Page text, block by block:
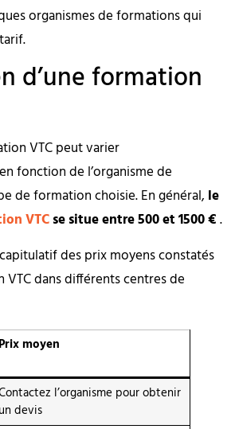
organismes de formations qui
d’une formation
VTC peut varier
fonction de l’organisme de
de formation choisie. En général, le
VTCse situe entre 500 et 1500 €.
des prix moyens constatés
dans différents centres de
Prix moyen
l’organisme pour obtenir
un devis